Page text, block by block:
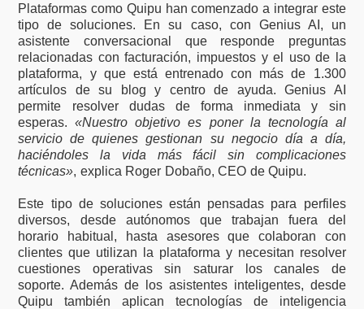
Plataformas como Quipu han comenzado a integrar este
tipo de soluciones. En su caso, con Genius AI, un
asistente conversacional que responde preguntas
relacionadas con facturación, impuestos y el uso de la
plataforma, y que está entrenado con más de 1.300
artículos de su blog y centro de ayuda. Genius AI
permite resolver dudas de forma inmediata y sin
esperas.«Nuestro objetivo es poner la tecnología al
servicio de quienes gestionan su negocio día a día,
haciéndoles la vida más fácil sin complicaciones
técnicas», explica Roger Dobaño, CEO de Quipu.
Este tipo de soluciones están pensadas para perfiles
diversos, desde autónomos que trabajan fuera del
horario habitual, hasta asesores que colaboran con
clientes que utilizan la plataforma y necesitan resolver
cuestiones operativas sin saturar los canales de
soporte. Además de los asistentes inteligentes, desde
Quipu también aplican tecnologías de inteligencia